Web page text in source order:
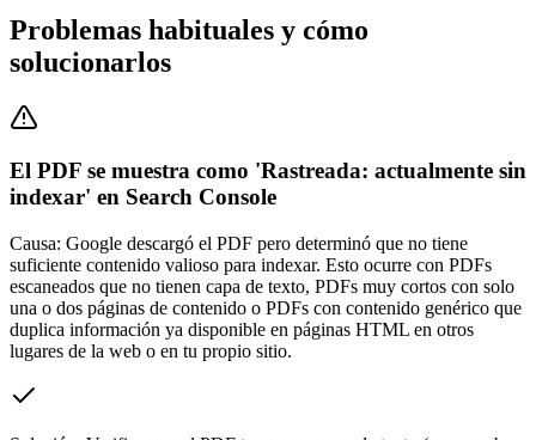
Problemas habituales y cómo
solucionarlos
El PDF se muestra como 'Rastreada: actualmente sin
indexar' en Search Console
Causa: Google descargó el PDF pero determinó que no tiene
suficiente contenido valioso para indexar. Esto ocurre con PDFs
escaneados que no tienen capa de texto, PDFs muy cortos con solo
una o dos páginas de contenido o PDFs con contenido genérico que
duplica información ya disponible en páginas HTML en otros
lugares de la web o en tu propio sitio.